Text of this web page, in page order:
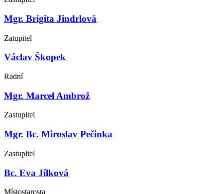
Mgr. Brigita Jindrlová
Zatupitel
Václav Škopek
Radní
Mgr. Marcel Ambrož
Zastupitel
Mgr. Bc. Miroslav Pečinka
Zastupitel
Bc. Eva Jílková
Místostarosta